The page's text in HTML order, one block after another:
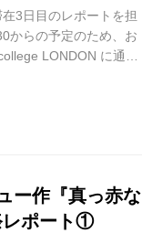
3日目のレポートを担
からの予定のため、お
LONDON に通う
ていました。 一番驚い
カデリーサーカス駅
ー作『真っ赤な
レポート①